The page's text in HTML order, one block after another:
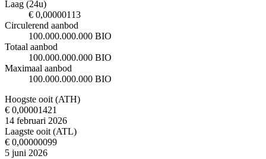
Laag (24u)
€ 0,00000113
Circulerend aanbod
100.000.000.000 BIO
Totaal aanbod
100.000.000.000 BIO
Maximaal aanbod
100.000.000.000 BIO
Hoogste ooit (ATH)
€ 0,00001421
14 februari 2026
Laagste ooit (ATL)
€ 0,00000099
5 juni 2026